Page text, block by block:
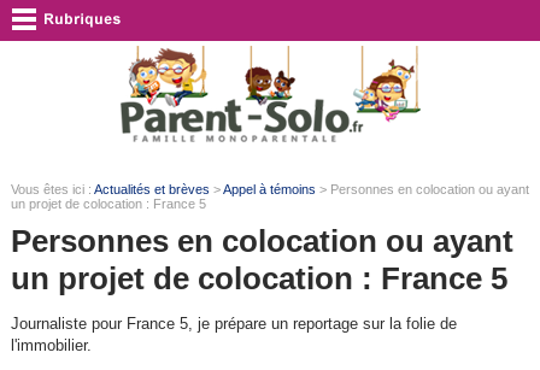
Vous êtes ici : Actualités et brèves >Appel à témoins > Personnes en colocation ou ayant
un projet de colocation : France 5
Personnes en colocation ou ayant
un projet de colocation : France 5
Journaliste pour France 5, je prépare un reportage sur la folie de
l'immobilier.